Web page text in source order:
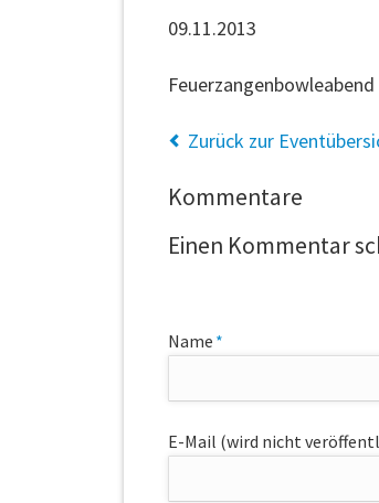
09.11.2013
Zurück zur
Kommentare
Einen Kommentar
Pflichtfeld
Name *
Pflichtfeld
E-Mail (wird nicht